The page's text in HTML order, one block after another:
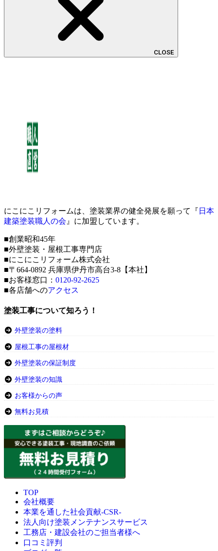
CLOSE
にこにこリフォームは、塗装業界の健全発展を願って『 日本
建築塗装職人の会 』に加盟しています。
■創業昭和45年
■外壁塗装・屋根工事専門店
■にこにこリフォーム株式会社
■〒664-0892 兵庫県伊丹市高台3-8【本社】
■お客様窓口： 0120-92-2625
■各店舗へのアクセス
塗装工事について知ろう！
外壁塗装の塗料
屋根工事の屋根材
外壁塗装の保証制度
外壁塗装の知識
お客様からの声
無料お見積
TOP
会社概要
本業を通した社会貢献-CSR-
法人向け塗装メンテナンスサービス
工務店・建設会社のご担当者様へ
口コミ評判